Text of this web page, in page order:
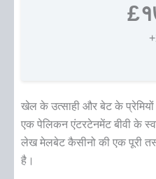
खेल के उत्साही और बेट के
एक पेलिकन एंटरटेनमेंट बीवी के
लेख मेलबेट कैसीनो की एक पूरी
है।